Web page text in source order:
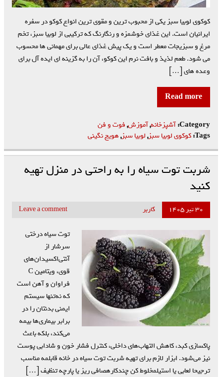
کوکوی لوبیا سبز یکی از محبوب ترین و مقوی ترین انواع کوکو در سفره
ایرانیان است. این غذای خوشمزه و رنگارنگ که ترکیبی از لوبیا سبز، تخم
مرغ و سبزیجات معطر است و یک پیش غذای عالی برای مهمانی ها محسوب
می شود. طعم لذیذ و بافت نرم این کوکو، آن را به گزینه ای ایده آل برای
وعده های […]
Read more
Category: آشپزخانه,آموزش,فوت و فن
Tags: کوکوی لوبیا سبز,لوبیا سبز,هویج نگینی
شربت توت سیاه را به راحتی در منزل تهیه
کنید
۳۰ تیر ۱۴۰۵ کاربر Leave a comment
توت سیاه درختی
سرشار از
آنتی‌اکسیدان‌های
قوی، ویتامین C
فراوان و آهن است
که نه‌تنها سیستم
ایمنی بدنتان را در
برابر بیماری‌ها بیمه
می‌کند، بلکه باعث
پاکسازی کبد، کاهش التهاب‌های داخلی، کنترل فشار خون و شادابی پوست
نیز می‌شود. ابزار لازم برای تهیه شربت توت سیاه در خانه قابلمه مناسب
ترجیحا لعابی یا استیلمخلوط کن چندکارهصافی ریز یا پارچه تنظیف […]